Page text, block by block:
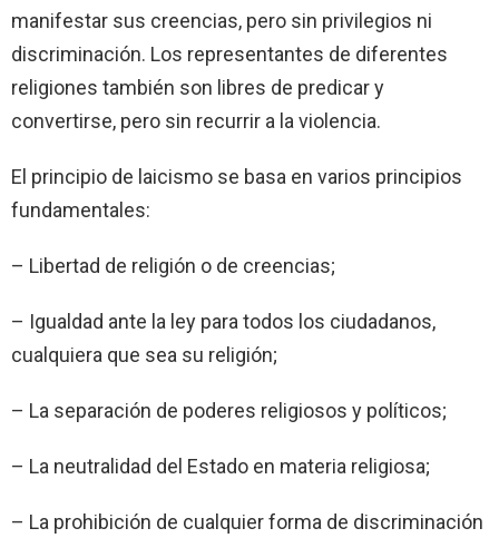
manifestar sus creencias, pero sin privilegios ni
discriminación. Los representantes de diferentes
religiones también son libres de predicar y
convertirse, pero sin recurrir a la violencia.
El principio de laicismo se basa en varios principios
fundamentales:
– Libertad de religión o de creencias;
– Igualdad ante la ley para todos los ciudadanos,
cualquiera que sea su religión;
– La separación de poderes religiosos y políticos;
– La neutralidad del Estado en materia religiosa;
– La prohibición de cualquier forma de discriminación